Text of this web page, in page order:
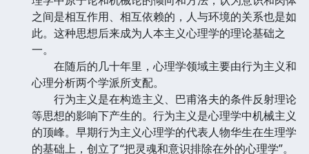
之间是相互作用、相互依赖的，人与环境的关系也是如
此。这种思想后来成为人本主义心理学的理论基础之
一。
在随后的几十年里，心理学领域主要由行为主义和
心理分析两个学派所支配。
行为主义是在构造主义、巴甫洛夫的条件反射理论
等思想的影响下产生的。行为主义是心理学中机械主义
的顶峰。早期行为主义心理学的代表人物华生在生理学
的基础上，创立了“把灵魂和意识排除在外的心理学”。